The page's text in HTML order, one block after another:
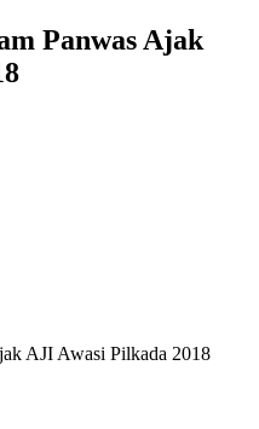
Panwas Ajak
AJI Awasi Pilkada 2018